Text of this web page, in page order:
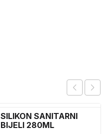
SILIKON SANITARNI
BIJELI 280ML